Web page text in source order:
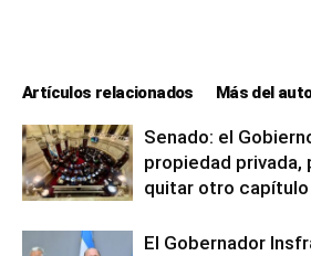
ve…
Artículos relacionados Más del
Senado: el
propiedad privada,
quitar otro capítulo
El Gobernador